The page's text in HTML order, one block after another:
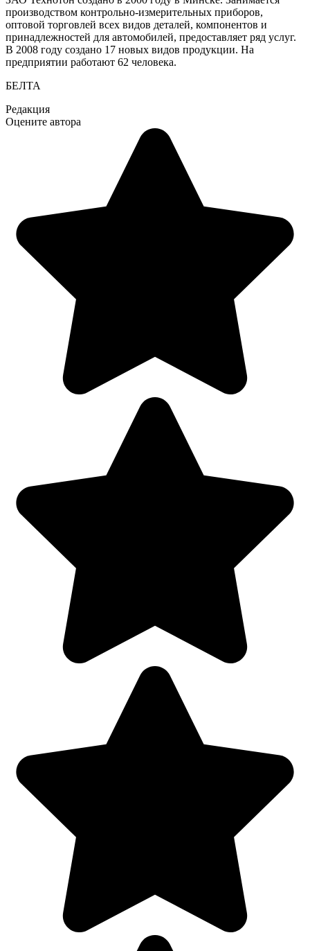
производством контрольно-измерительных приборов,
оптовой торговлей всех видов деталей, компонентов и
принадлежностей для автомобилей, предоставляет ряд услуг.
В 2008 году создано 17 новых видов продукции. На
предприятии работают 62 человека.
БЕЛТА
Редакция
Оцените автора